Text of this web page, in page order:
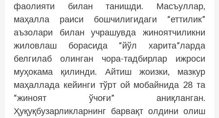
фаолияти билан танишди. Масъуллар,
маҳалла раиси бошчилигидаги “еттилик”
аъзолари билан учрашувда жиноятчиликни
жиловлаш борасида “йўл харита”ларда
белгилаб олинган чора-тадбирлар ижроси
муҳокама қилинди. Айтиш жоизки, мазкур
маҳаллада кейинги тўрт ой мобайнида 28 та
“жиноят ўчоғи” аниқланган.
Ҳуқуқбузарликларнинг барвақт олдини олиш